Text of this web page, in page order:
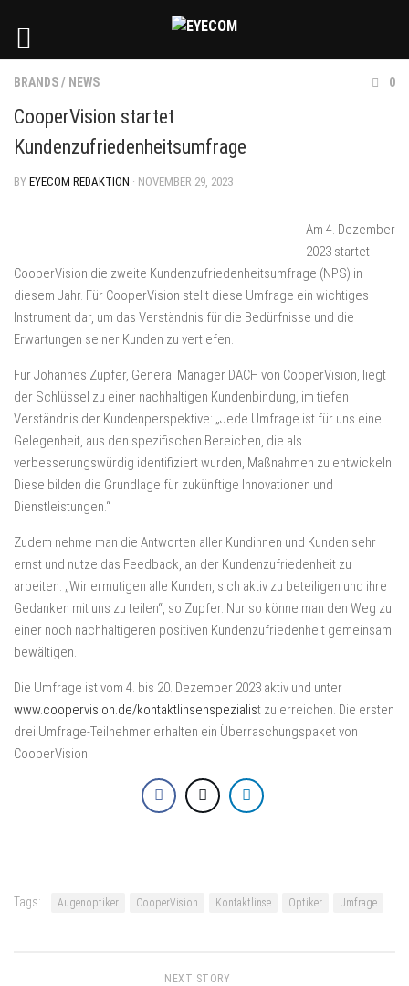
BRANDS/ NEWS 0
CooperVision startet
Kundenzufriedenheitsumfrage
BY EYECOM REDAKTION · NOVEMBER 29, 2023
Am 4. Dezember
2023 startet
CooperVision die zweite Kundenzufriedenheitsumfrage (NPS) in
diesem Jahr. Für CooperVision stellt diese Umfrage ein wichtiges
Instrument dar, um das Verständnis für die Bedürfnisse und die
Erwartungen seiner Kunden zu vertiefen.
Für Johannes Zupfer, General Manager DACH von CooperVision, liegt
der Schlüssel zu einer nachhaltigen Kundenbindung, im tiefen
Verständnis der Kundenperspektive: „Jede Umfrage ist für uns eine
Gelegenheit, aus den spezifischen Bereichen, die als
verbesserungswürdig identifiziert wurden, Maßnahmen zu entwickeln.
Diese bilden die Grundlage für zukünftige Innovationen und
Dienstleistungen.“
Zudem nehme man die Antworten aller Kundinnen und Kunden sehr
ernst und nutze das Feedback, an der Kundenzufriedenheit zu
arbeiten. „Wir ermutigen alle Kunden, sich aktiv zu beteiligen und ihre
Gedanken mit uns zu teilen“, so Zupfer. Nur so könne man den Weg zu
einer noch nachhaltigeren positiven Kundenzufriedenheit gemeinsam
bewältigen.
Die Umfrage ist vom 4. bis 20. Dezember 2023 aktiv und unter
www.coopervision.de/kontaktlinsenspezialist zu erreichen. Die ersten
drei Umfrage-Teilnehmer erhalten ein Überraschungspaket von
CooperVision.
Tags: Augenoptiker CooperVision Kontaktlinse Optiker Umfrage
NEXT STORY